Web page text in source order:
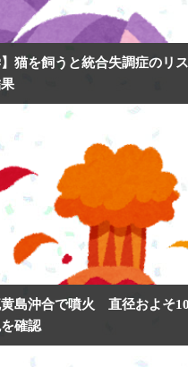
】猫を飼うと統合失調症のリ
黄島沖合で噴火 直径およそ
確認